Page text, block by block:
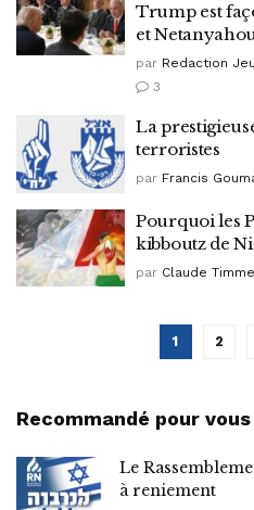
Trump est
et
par Redaction
3
La
terroristes
par Francis
Pourquoi les
kibboutz de
par Claude
1 2
Recommandé pour vous
Le
à reniement